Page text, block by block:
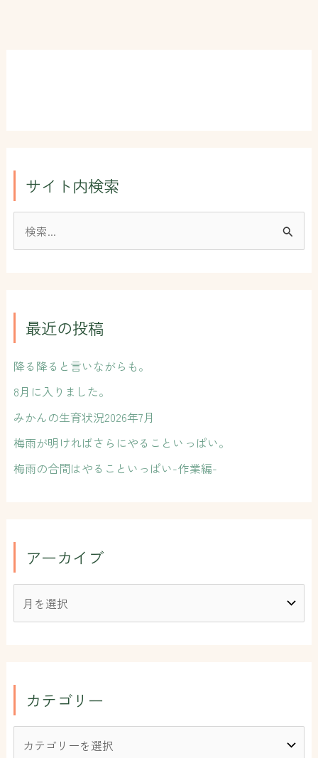
サイト内検索
索
最近の投稿
降る降ると言いながらも。
8月に入りました。
みかんの生育状況2026年7月
梅雨が明ければさらにやることいっぱい。
梅雨の合間はやることいっぱい-作業編-
アーカイブ
カテゴリー